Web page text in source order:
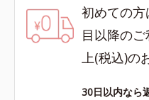
初めての
目以降の
上(税込)の
30日以内なら